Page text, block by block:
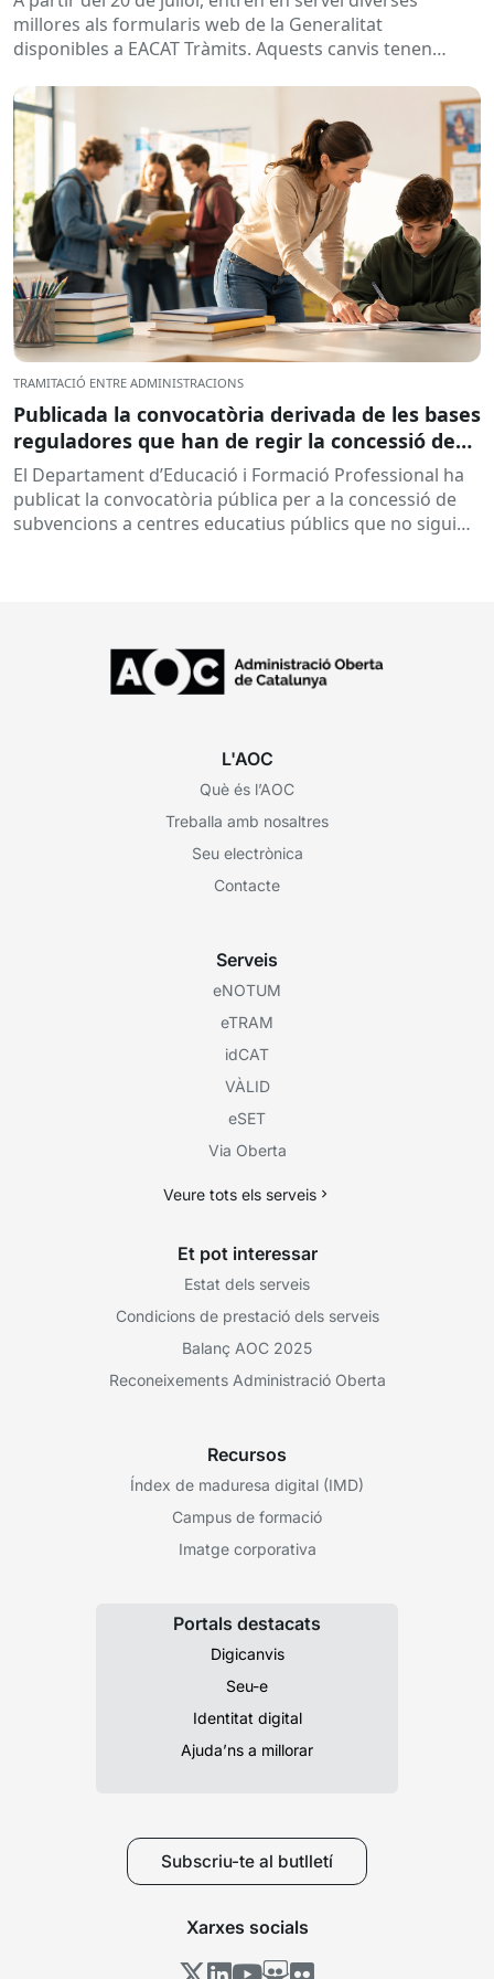
millores als formularis web de la Generalitat
disponibles a EACAT Tràmits. Aquests canvis tenen
TRAMITACIÓ ENTRE ADMINISTRACIONS
Publicada la convocatòria derivada de les bases
reguladores que han de regir la concessió de
subvencions a centres educatius, per al
desenvolupament de programes de formació i
inserció, durant el curs 2026-2027
El Departament d’Educació i Formació Professional ha
publicat la convocatòria pública per a la concessió de
subvencions a centres educatius públics que no siguin
L'AOC
Què és l’AOC
Treballa amb nosaltres
Seu electrònica
Contacte
Serveis
eNOTUM
eTRAM
idCAT
VÀLID
eSET
Via Oberta
Veure tots els serveis
Et pot interessar
Estat dels serveis
Condicions de prestació dels serveis
Balanç AOC 2025
Reconeixements Administració Oberta
Recursos
Índex de maduresa digital (IMD)
Campus de formació
Imatge corporativa
Portals destacats
Digicanvis
Seu-e
Identitat digital
Ajuda’ns a millorar
Subscriu-te al butlletí
Xarxes socials